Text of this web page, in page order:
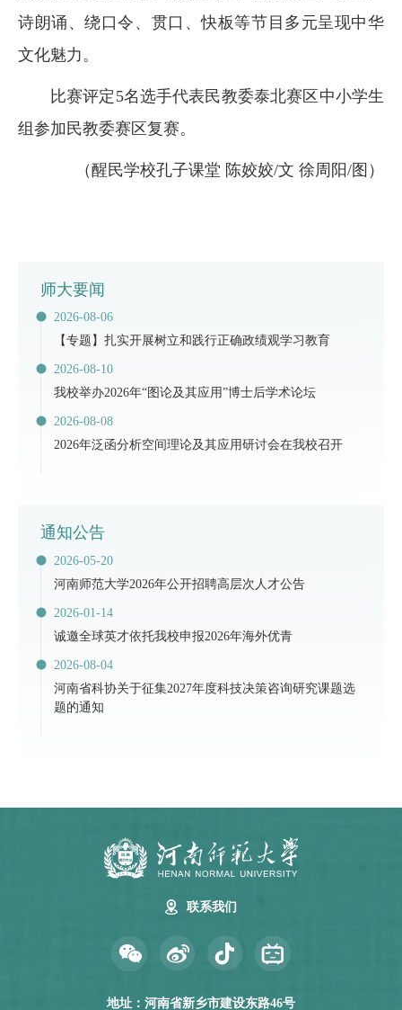
诗朗诵、绕口令、贯口、快板等节目多元呈现中华
文化魅力。
比赛评定5名选手代表民教委泰北赛区中小学生
组参加民教委赛区复赛。
（醒民学校孔子课堂 陈姣姣/文 徐周阳/图）
师大要闻
2026-08-06
【专题】扎实开展树立和践行正确政绩观学习教育
2026-08-10
我校举办2026年“图论及其应用”博士后学术论坛
2026-08-08
2026年泛函分析空间理论及其应用研讨会在我校召开
通知公告
2026-05-20
河南师范大学2026年公开招聘高层次人才公告
2026-01-14
诚邀全球英才依托我校申报2026年海外优青
2026-08-04
河南省科协关于征集2027年度科技决策咨询研究课题选
题的通知
联系我们
地址：河南省新乡市建设东路46号